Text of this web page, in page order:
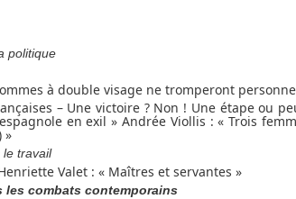
politique
à double visage ne tromperont
– Une victoire ? Non ! Une étape ou
en exil » Andrée Viollis : « Trois
»
le travail
Valet : « Maîtres et servantes »
les combats contemporains